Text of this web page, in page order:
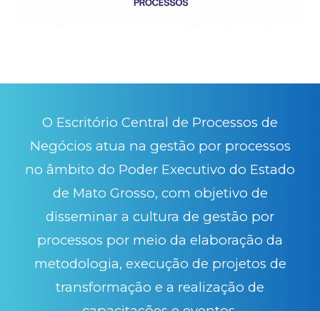
O Escritório Central de Processos de
Negócios atua na gestão por processos
no âmbito do Poder Executivo do Estado
de Mato Grosso, com objetivo de
disseminar a cultura de gestão por
processos por meio da elaboração da
metodologia, execução de projetos de
transformação e a realização de